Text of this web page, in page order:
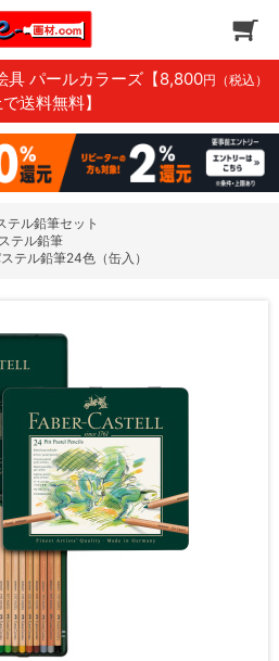
具 パールカラーズ 【8,800円（税込）
送料無料】
テル鉛筆セット
テル鉛筆
テル鉛筆24色（缶入）